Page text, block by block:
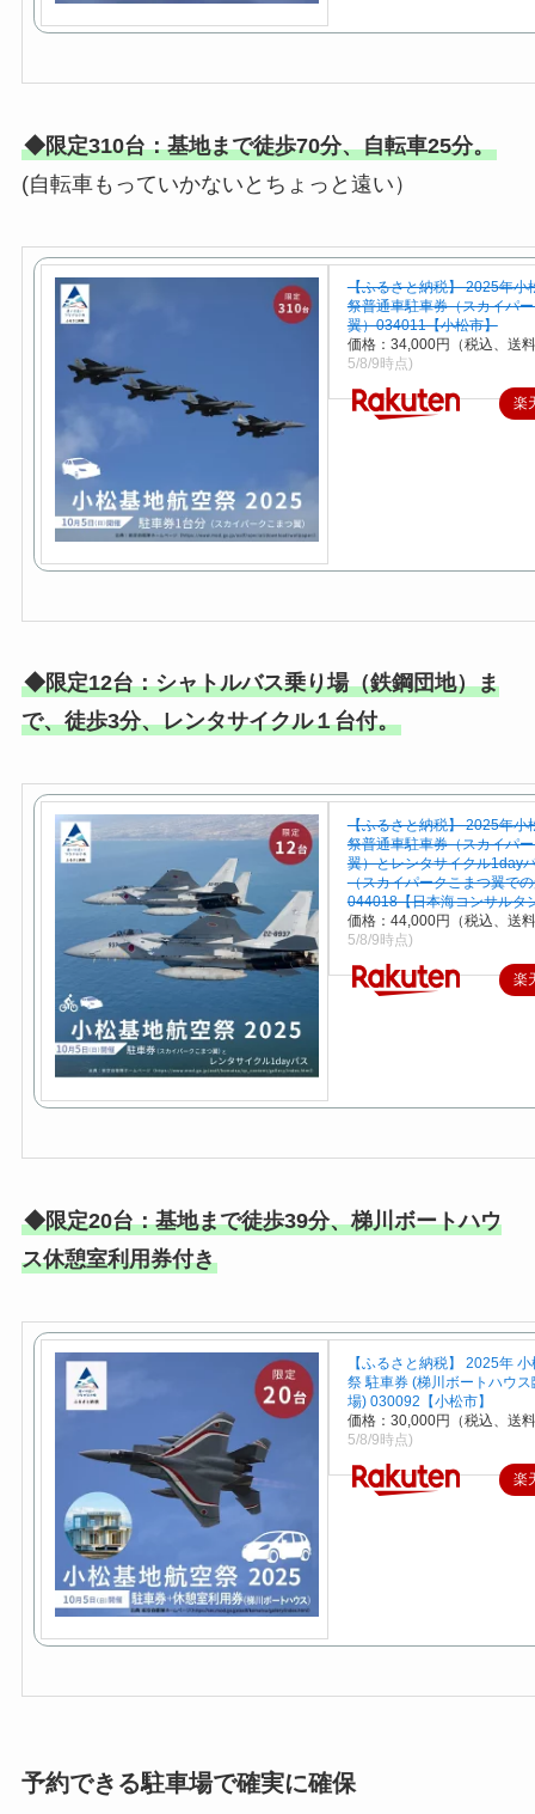
◆限定310台：基地まで徒歩70分、自転車25分。
(自転車もっていかないとちょっと遠い）
【ふるさと納税】 2025年小
祭普通車駐車券（スカイパ
翼）034011【小松市】
価格：34,000円（税込、送
5/8/9時点)
楽
◆限定12台：シャトルバス乗り場（鉄鋼団地）ま
で、徒歩3分、レンタサイクル１台付。
【ふるさと納税】 2025年小
祭普通車駐車券（スカイパ
翼）とレンタサイクル1day
（スカイパークこまつ翼で
044018【日本海コンサルタ
価格：44,000円（税込、送
5/8/9時点)
楽
◆限定20台：基地まで徒歩39分、梯川ボートハウ
ス休憩室利用券付き
【ふるさと納税】 2025年
祭 駐車券 (梯川ボートハウ
場) 030092【小松市】
価格：30,000円（税込、送
5/8/9時点)
楽
予約できる駐車場で確実に確保